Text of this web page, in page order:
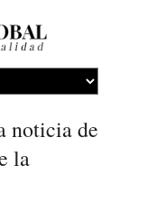
noticia de
la